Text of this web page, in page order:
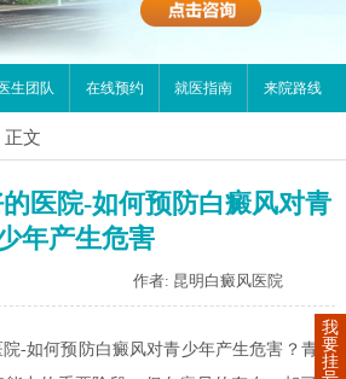
医生团队 在线预约 就医指南 来院路线
正文
医院-如何预防白癜风对青
年产生危害
作者: 昆明白癜风医院
如何预防白癜风对青少年产生危害？青少
我
要
挂